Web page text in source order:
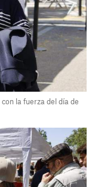
la fuerza del día de